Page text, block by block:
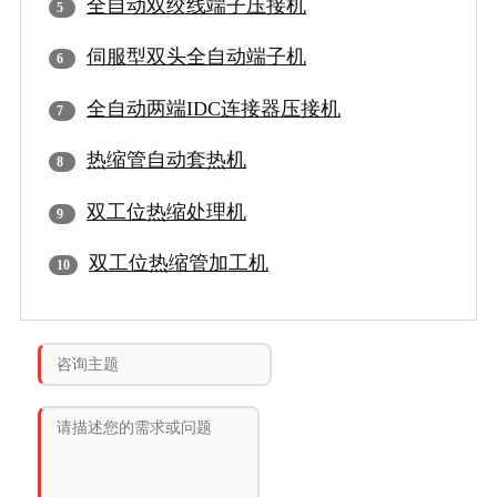
全自动双绞线端子压接机
伺服型双头全自动端子机
全自动两端IDC连接器压接机
热缩管自动套热机
双工位热缩处理机
双工位热缩管加工机